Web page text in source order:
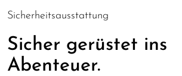
Sicherheitsausstattung
Sicher gerüstet ins
Abenteuer.